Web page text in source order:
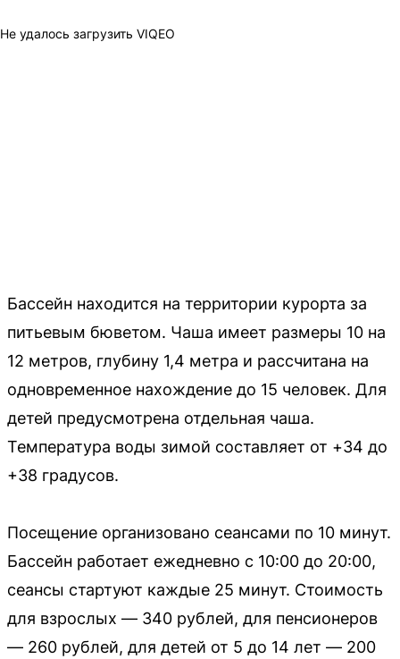
Не удалось загрузить VIQEO
Бассейн находится на территории курорта за
питьевым бюветом. Чаша имеет размеры 10 на
12 метров, глубину 1,4 метра и рассчитана на
одновременное нахождение до 15 человек. Для
детей предусмотрена отдельная чаша.
Температура воды зимой составляет от +34 до
+38 градусов.
Посещение организовано сеансами по 10 минут.
Бассейн работает ежедневно с 10:00 до 20:00,
сеансы стартуют каждые 25 минут. Стоимость
для взрослых — 340 рублей, для пенсионеров
— 260 рублей, для детей от 5 до 14 лет — 200